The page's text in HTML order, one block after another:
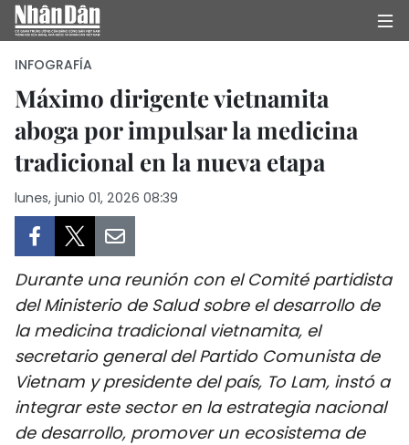
INICIO
POLÍTICA
SALUD - MEDIO AMBIENTE
CULTURA - ENTRETENIMIENTO
INTERNACIONAL
DEPORTES
INFOGRAFÍA
Máximo dirigente vietnamita
aboga por impulsar la medicina
tradicional en la nueva etapa
lunes, junio 01, 2026 08:39
Durante una reunión con el Comité partidista
del Ministerio de Salud sobre el desarrollo de
la medicina tradicional vietnamita, el
secretario general del Partido Comunista de
Vietnam y presidente del país, To Lam, instó a
integrar este sector en la estrategia nacional
de desarrollo, promover un ecosistema de